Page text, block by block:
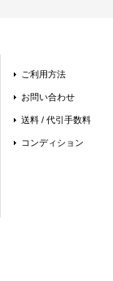
ご利用方法
お問い合わせ
送料 / 代引手数料
コンディション